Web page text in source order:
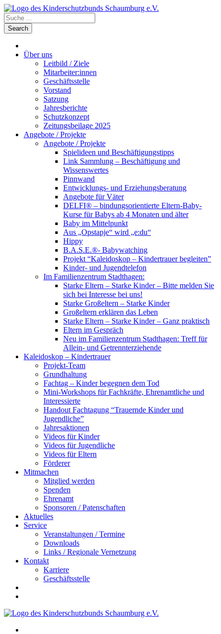
Über uns
Leitbild / Ziele
Mitarbeiter:innen
Geschäftsstelle
Vorstand
Satzung
Jahresberichte
Schutzkonzept
Zeitungsbeilage 2025
Angebote / Projekte
Angebote / Projekte
Spielideen und Beschäftigungstipps
Link Sammlung – Beschäftigung und
Wissenswertes
Pinnwand
Entwicklungs- und Erziehungsberatung
Angebote für Väter
DELFI® – bindungsorientierte Eltern-Baby-
Kurse für Babys ab 4 Monaten und älter
Baby im Mittelpunkt
Aus „Opstapje“ wird „e:du“
Hippy
B.A.S.E.®- Babywatching
Projekt “Kaleidoskop – Kindertrauer begleiten”
Kinder- und Jugendtelefon
Im Familienzentrum Stadthagen:
Starke Eltern – Starke Kinder – Bitte melden Sie
sich bei Interesse bei uns!
Starke Großeltern – Starke Kinder
Großeltern erklären das Leben
Starke Eltern – Starke Kinder – Ganz praktisch
Eltern im Gespräch
Neu im Familienzentrum Stadthagen: Treff für
Allein- und Getrennterziehende
Kaleidoskop – Kindertrauer
Projekt-Team
Grundhaltung
Fachtag – Kinder begegnen dem Tod
Mini-Workshops für Fachkräfte, Ehrenamtliche und
Interessierte
Handout Fachtagung “Trauernde Kinder und
Jugendliche”
Jahresaktionen
Videos für Kinder
Videos für Jugendliche
Videos für Eltern
Förderer
Mitmachen
Mitglied werden
Spenden
Ehrenamt
Sponsoren / Patenschaften
Aktuelles
Service
Veranstaltungen / Termine
Downloads
Links / Regionale Vernetzung
Kontakt
Karriere
Geschäftsstelle